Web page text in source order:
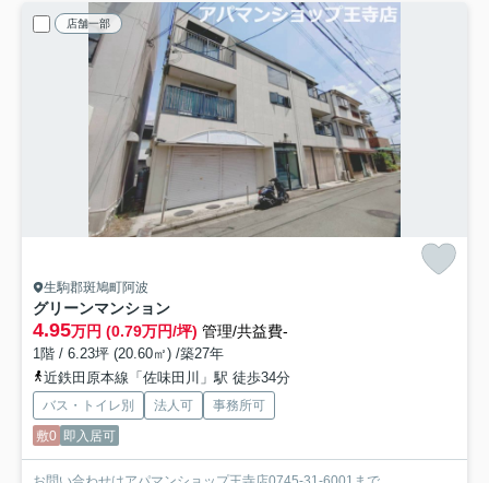
店舗一部
生駒郡斑鳩町阿波
グリーンマンション
4.95万円 (0.79万円/坪) 管理/共益費-
1階 / 6.23坪 (20.60㎡) /築27年
近鉄田原本線「佐味田川」駅 徒歩34分
バス・トイレ別 法人可
事務所可
敷0 即入居可